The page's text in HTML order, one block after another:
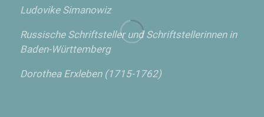
Ludovike Simanowiz
Russische Schriftsteller und Schriftstellerinnen in
Baden-Württemberg
Dorothea Erxleben (1715-1762)